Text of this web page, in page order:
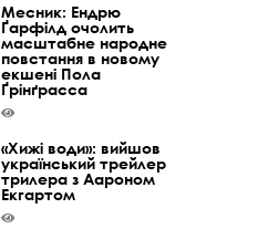
Месник: Ендрю
Ґарфілд очолить
масштабне народне
повстання в новому
екшені Пола
Ґрінґрасса
«Хижі води»: вийшов
український трейлер
трилера з Аароном
Екгартом